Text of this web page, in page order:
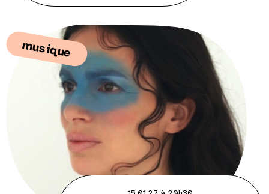
musique